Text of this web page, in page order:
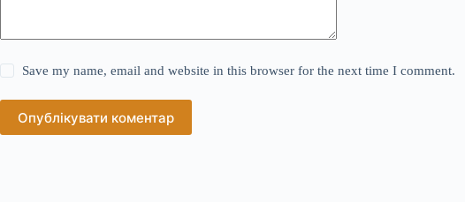
Save my name, email and website in this browser for the next time I comment.
Опублікувати коментар